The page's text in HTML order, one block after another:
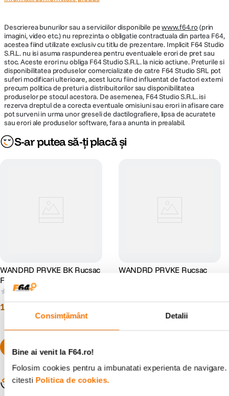
Consimțământ Detalii
Bine ai venit la F64.ro!
Folosim cookies pentru a imbunatati experienta de
citesti Politica de cookies.
cataramelor tip gatekeeper si a sistemelor de ajustare cu blocare,
inferioara sau o jacheta in partea frontala a rucsacului, transformand
rucsacul PRVKE intr-o statie de lucru stabila si practica.
Specificatii
Rezistenta la apa: da
Volum maxim: 31 L
Interior captusit: Da
Materiale: Exterior din nailon
Dimensiuni: Externe: 47 x 30,5 x 16,5 cm / Interne: 44,5 x 27,9 x 14 cm
Greutate: 1,5 kg
Descrierea bunurilor sau a serviciilor disponibile pewww.f64.ro(prin
imagini, video etc.) nu reprezinta o obligatie contractuala din partea F64,
acestea fiind utilizate exclusiv cu titlu de prezentare. Implicit F64 Studio
S.R.L. nu isi asuma raspunderea pentru eventualele erori de pret sau
stoc. Aceste erori nu obliga F64 Studio S.R.L. la nicio actiune. Preturile si
disponibilitatea produselor comercializate de catre F64 Studio SRL pot
suferi modificari ulterioare, acest lucru fiind influentat de factori externi
precum politica de preturi a distribuitorilor sau disponibilitatea
produselor pe stocul acestora. De asemenea, F64 Studio S.R.L. isi
rezerva dreptul de a corecta eventuale omisiuni sau erori in afisare care
pot surveni in urma unor greseli de dactilografiere, lipsa de acuratete
sau erori ale produselor software, fara a anunta in prealabil.
S-ar putea să-ți placă și
WANDRD PRVKE BK Rucsac
Foto 21L Negru
1
WANDRD PRVKE Rucsac
Populare în aceeași categorie